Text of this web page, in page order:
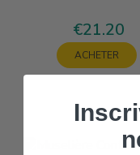
Price
€21.20
ACHETER